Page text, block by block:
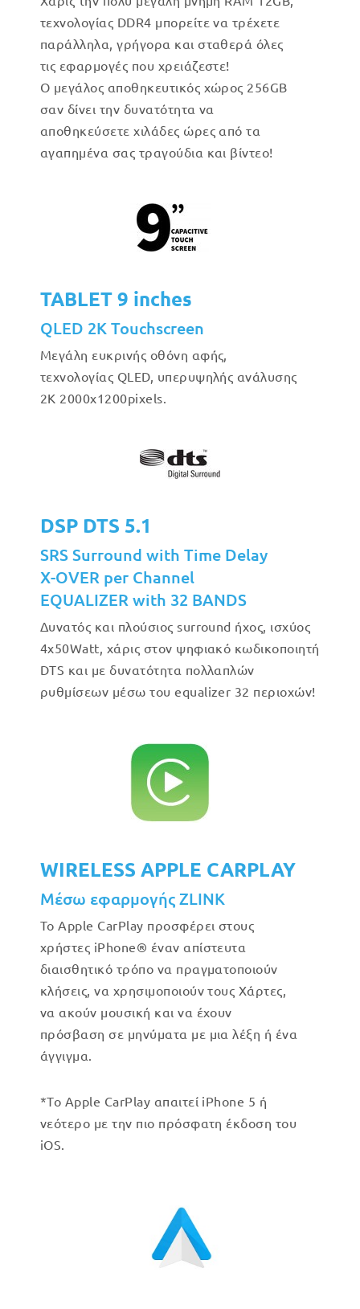
τεχνολογίας DDR4 μπορείτε να τρέχετε
παράλληλα, γρήγορα και σταθερά όλες
τις εφαρμογές που χρειάζεστε!
Ο μεγάλος αποθηκευτικός χώρος 256GB
σαν δίνει την δυνατότητα να
αποθηκεύσετε χιλάδες ώρες από τα
αγαπημένα σας τραγούδια και βίντεο!
TABLET 9 inches
QLED 2K Touchscreen
Μεγάλη ευκρινής οθόνη αφής,
τεχνολογίας QLED, υπερυψηλής ανάλυσης
2Κ 2000x1200pixels.
DSP DTS 5.1
SRS Surround with Time Delay
X-OVER per Channel
EQUALIZER with 32 BANDS
Δυνατός και πλούσιος surround ήχος, ισχύος
4x50Watt, χάρις στον ψηφιακό κωδικοποιητή
DTS και με δυνατότητα πολλαπλών
ρυθμίσεων μέσω του equalizer 32 περιοχών!
WIRELESS APPLE CARPLAY
Μέσω εφαρμογής ZLINK
Το Apple CarPlay προσφέρει στους
χρήστες iPhone® έναν απίστευτα
διαισθητικό τρόπο να πραγματοποιούν
κλήσεις, να χρησιμοποιούν τους Χάρτες,
να ακούν μουσική και να έχουν
πρόσβαση σε μηνύματα με μια λέξη ή ένα
άγγιγμα.
*Το Apple CarPlay απαιτεί iPhone 5 ή
νεότερο με την πιο πρόσφατη έκδοση του
iOS.